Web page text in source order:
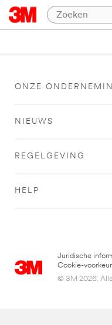
ONZE
NIEUWS
REGELGEVING
HELP
Juridische
Cookie-
© 3M 2026. Alle